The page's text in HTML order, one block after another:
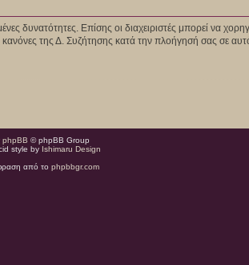
δυνατότητες. Επίσης οι διαχειριστές μπορεί να
κανόνες της Δ. Συζήτησης κατά την πλοήγησή σας σε
phpBB © phpBB Group
style by Ishimaru Design
από το phpbbgr.com